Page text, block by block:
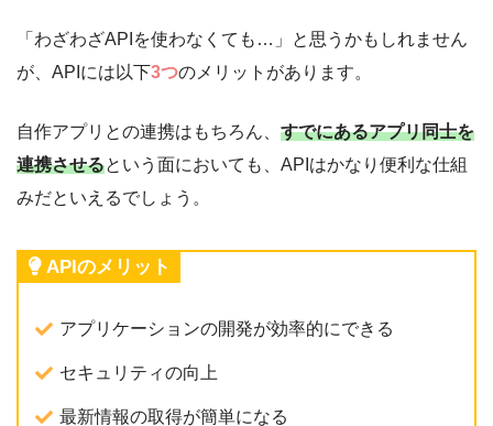
「わざわざAPIを使わなくても…」と思うかもしれません
が、APIには以下3つのメリットがあります。
自作アプリとの連携はもちろん、 すでにあるアプリ同士を
連携させるという面においても、APIはかなり便利な仕組
みだといえるでしょう。
APIのメリット
アプリケーションの開発が効率的にできる
セキュリティの向上
最新情報の取得が簡単になる